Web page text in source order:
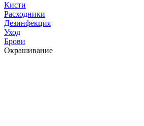
Кисти
Расходники
Дезинфекция
Уход
Брови
Окрашивание